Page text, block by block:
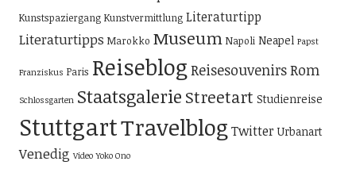
Kunstspaziergang Kunstvermittlung Literaturtipp
Literaturtipps Marokko Museum Napoli Neapel Papst
Franziskus Paris Reiseblog ReisesouvenirsRom
Schlossgarten Staatsgalerie Streetart Studienreise
StuttgartTravelblog Twitter Urbanart
Venedig Video Yoko Ono